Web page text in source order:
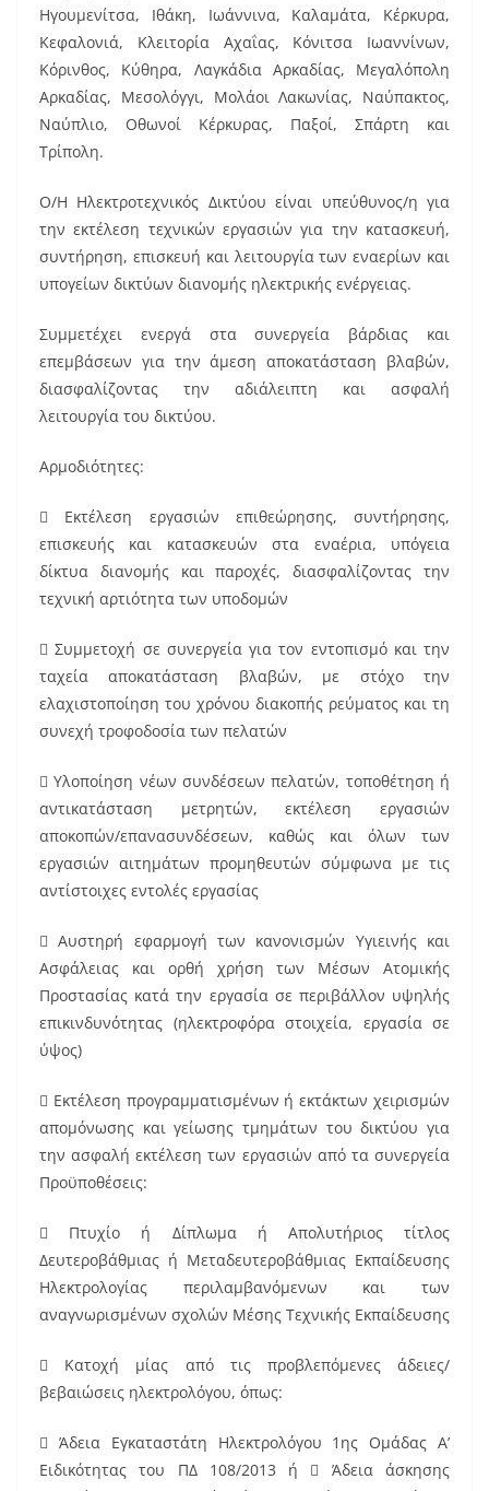
Ηγουμενίτσα, Ιθάκη, Ιωάννινα, Καλαμάτα, Κέρκυρα,
Κεφαλονιά, Κλειτορία Αχαΐας, Κόνιτσα Ιωαννίνων,
Κόρινθος, Κύθηρα, Λαγκάδια Αρκαδίας, Μεγαλόπολη
Αρκαδίας, Μεσολόγγι, Μολάοι Λακωνίας, Ναύπακτος,
Ναύπλιο, Οθωνοί Κέρκυρας, Παξοί, Σπάρτη και
Τρίπολη.
Ο/Η Ηλεκτροτεχνικός Δικτύου είναι υπεύθυνος/η για
την εκτέλεση τεχνικών εργασιών για την κατασκευή,
συντήρηση, επισκευή και λειτουργία των εναερίων και
υπογείων δικτύων διανομής ηλεκτρικής ενέργειας.
Συμμετέχει ενεργά στα συνεργεία βάρδιας και
επεμβάσεων για την άμεση αποκατάσταση βλαβών,
διασφαλίζοντας την αδιάλειπτη και ασφαλή
λειτουργία του δικτύου.
Αρμοδιότητες:
 Εκτέλεση εργασιών επιθεώρησης, συντήρησης,
επισκευής και κατασκευών στα εναέρια, υπόγεια
δίκτυα διανομής και παροχές, διασφαλίζοντας την
τεχνική αρτιότητα των υποδομών
 Συμμετοχή σε συνεργεία για τον εντοπισμό και την
ταχεία αποκατάσταση βλαβών, με στόχο την
ελαχιστοποίηση του χρόνου διακοπής ρεύματος και τη
συνεχή τροφοδοσία των πελατών
 Υλοποίηση νέων συνδέσεων πελατών, τοποθέτηση ή
αντικατάσταση μετρητών, εκτέλεση εργασιών
αποκοπών/επανασυνδέσεων, καθώς και όλων των
εργασιών αιτημάτων προμηθευτών σύμφωνα με τις
αντίστοιχες εντολές εργασίας
 Αυστηρή εφαρμογή των κανονισμών Υγιεινής και
Ασφάλειας και ορθή χρήση των Μέσων Ατομικής
Προστασίας κατά την εργασία σε περιβάλλον υψηλής
επικινδυνότητας (ηλεκτροφόρα στοιχεία, εργασία σε
ύψος)
 Εκτέλεση προγραμματισμένων ή εκτάκτων χειρισμών
απομόνωσης και γείωσης τμημάτων του δικτύου για
την ασφαλή εκτέλεση των εργασιών από τα συνεργεία
Προϋποθέσεις:
 Πτυχίο ή Δίπλωμα ή Απολυτήριος τίτλος
Δευτεροβάθμιας ή Μεταδευτεροβάθμιας Εκπαίδευσης
Ηλεκτρολογίας περιλαμβανόμενων και των
αναγνωρισμένων σχολών Μέσης Τεχνικής Εκπαίδευσης
 Κατοχή μίας από τις προβλεπόμενες άδειες/
βεβαιώσεις ηλεκτρολόγου, όπως:
 Άδεια Εγκαταστάτη Ηλεκτρολόγου 1ης Ομάδας Α’
Ειδικότητας του ΠΔ 108/2013 ή  Άδεια άσκησης